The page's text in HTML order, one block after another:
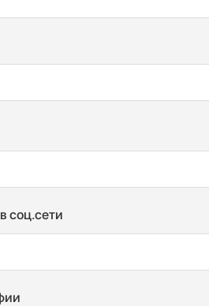
соц.сети